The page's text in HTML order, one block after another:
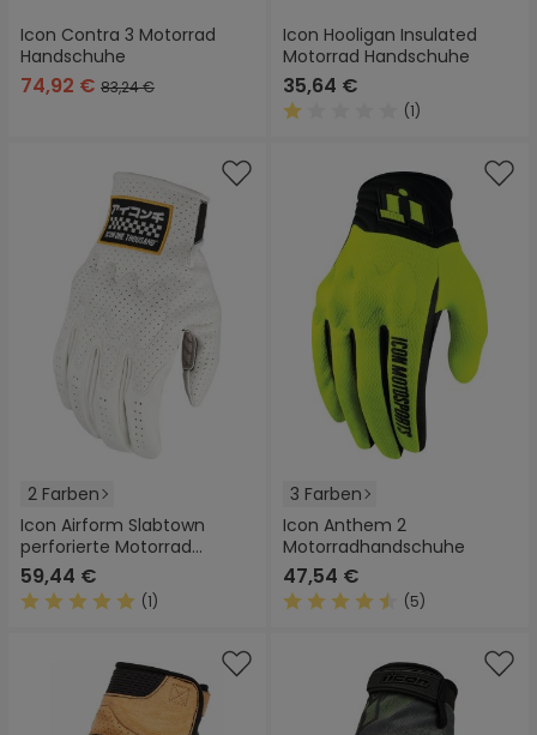
Icon Contra 3 Motorrad
Handschuhe
74,92 € 83,24 €
Icon Hooligan Insulated
Motorrad Handschuhe
35,64 €
(1)
2 Farben
Icon Airform Slabtown
perforierte Motorrad
Handschuhe
59,44 €
(1)
3 Farben
Icon Anthem 2
Motorradhandschuhe
47,54 €
(5)